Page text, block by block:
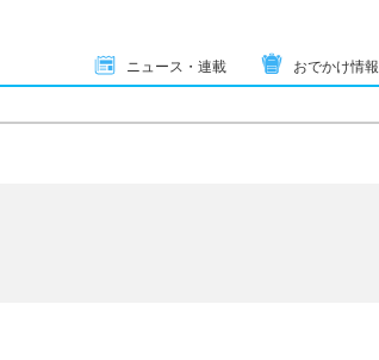
ニュース・連載 おでかけ情報